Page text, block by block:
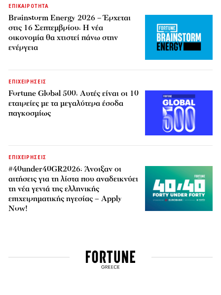
ΕΠΙΚΑΙΡΟΤΗΤΑ
Brainstorm Energy 2026 – Έρχεται
στις 16 Σεπτεμβρίου: Η νέα
οικονομία θα χτιστεί πάνω στην
ενέργεια
ΕΠΙΧΕΙΡΗΣΕΙΣ
Fortune Global 500: Αυτές είναι οι 10
εταιρείες με τα μεγαλύτερα έσοδα
παγκοσμίως
ΕΠΙΧΕΙΡΗΣΕΙΣ
#40under40GR2026: Άνοιξαν οι
αιτήσεις για τη λίστα που αναδεικνύει
τη νέα γενιά της ελληνικής
επιχειρηματικής ηγεσίας – Apply
Now!